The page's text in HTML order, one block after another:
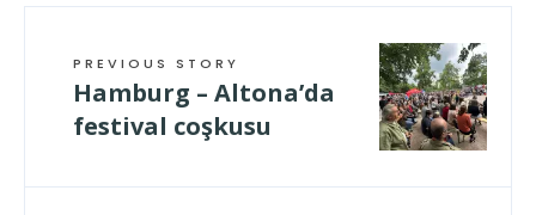
PREVIOUS STORY
Hamburg – Altona’da
festival coşkusu